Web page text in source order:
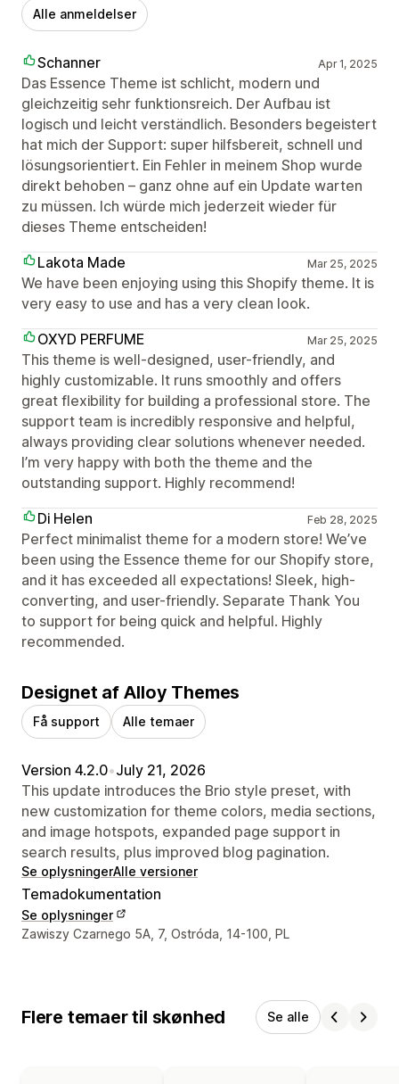
Alle anmeldelser
Schanner Apr 1, 2025
Das Essence Theme ist schlicht, modern und
gleichzeitig sehr funktionsreich. Der Aufbau ist
logisch und leicht verständlich. Besonders begeistert
hat mich der Support: super hilfsbereit, schnell und
lösungsorientiert. Ein Fehler in meinem Shop wurde
direkt behoben – ganz ohne auf ein Update warten
zu müssen. Ich würde mich jederzeit wieder für
dieses Theme entscheiden!
Lakota Made
Mar 25, 2025
We have been enjoying using this Shopify theme. It is
very easy to use and has a very clean look.
OXYD PERFUME
Mar 25, 2025
This theme is well-designed, user-friendly, and
highly customizable. It runs smoothly and offers
great flexibility for building a professional store. The
support team is incredibly responsive and helpful,
always providing clear solutions whenever needed.
I’m very happy with both the theme and the
outstanding support. Highly recommend!
Di Helen
Feb 28, 2025
Perfect minimalist theme for a modern store! We’ve
been using the Essence theme for our Shopify store,
and it has exceeded all expectations! Sleek, high-
converting, and user-friendly. Separate Thank You
to support for being quick and helpful. Highly
recommended.
Designet af Alloy Themes
Få support Alle temaer
Version 4.2.0•July 21, 2026
This update introduces the Brio style preset, with
new customization for theme colors, media sections,
and image hotspots, expanded page support in
search results, plus improved blog pagination.
Se oplysningerAlle versioner
Temadokumentation
Se oplysninger
Se kontaktoplysninger
Zawiszy Czarnego 5A, 7, Ostróda, 14-100, PL
Flere temaer til skønhed Se alle